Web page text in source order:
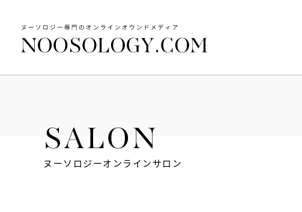
SALON
ヌーソロジーオンラインサロン